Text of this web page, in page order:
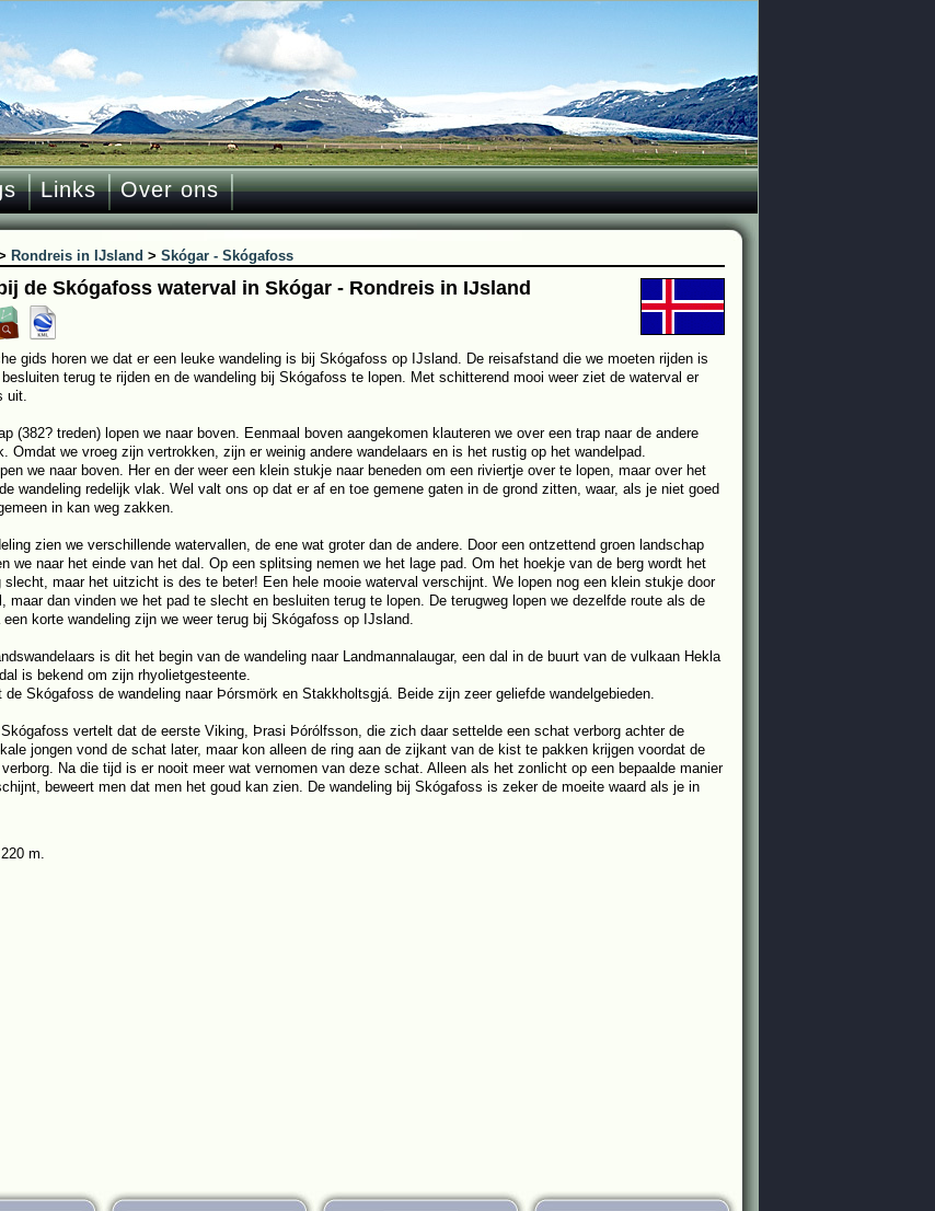
Links Over ons
Rondreis in IJsland > Skógar - Skógafoss
de Skógafoss waterval in Skógar - Rondreis in IJsland
gids horen we dat er een leuke wandeling is bij Skógafoss op IJsland. De reisafstand die we moeten rijden is
terug te rijden en de wandeling bij Skógafoss te lopen. Met schitterend mooi weer ziet de waterval er
uit.
(382? treden) lopen we naar boven. Eenmaal boven aangekomen klauteren we over een trap naar de andere
Omdat we vroeg zijn vertrokken, zijn er weinig andere wandelaars en is het rustig op het wandelpad.
we naar boven. Her en der weer een klein stukje naar beneden om een riviertje over te lopen, maar over het
wandeling redelijk vlak. Wel valt ons op dat er af en toe gemene gaten in de grond zitten, waar, als je niet goed
in kan weg zakken.
zien we verschillende watervallen, de ene wat groter dan de andere. Door een ontzettend groen landschap
we naar het einde van het dal. Op een splitsing nemen we het lage pad. Om het hoekje van de berg wordt het
slecht, maar het uitzicht is des te beter! Een hele mooie waterval verschijnt. We lopen nog een klein stukje door
maar dan vinden we het pad te slecht en besluiten terug te lopen. De terugweg lopen we dezelfde route als de
een korte wandeling zijn we weer terug bij Skógafoss op IJsland.
is dit het begin van de wandeling naar Landmannalaugar, een dal in de buurt van de vulkaan Hekla
is bekend om zijn rhyolietgesteente.
de Skógafoss de wandeling naar Þórsmörk en Stakkholtsgjá. Beide zijn zeer geliefde wandelgebieden.
Skógafoss vertelt dat de eerste Viking, Þrasi Þórólfsson, die zich daar settelde een schat verborg achter de
jongen vond de schat later, maar kon alleen de ring aan de zijkant van de kist te pakken krijgen voordat de
Na die tijd is er nooit meer wat vernomen van deze schat. Alleen als het zonlicht op een bepaalde manier
beweert men dat men het goud kan zien. De wandeling bij Skógafoss is zeker de moeite waard als je in
m.